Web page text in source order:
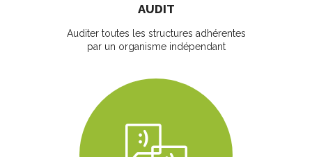
AUDIT
Auditer toutes les structures adhérentes
par un organisme indépendant